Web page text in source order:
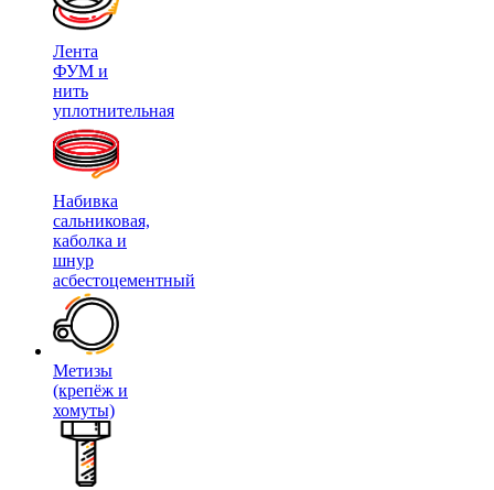
Лента
ФУМ и
нить
уплотнительная
Набивка
сальниковая,
каболка и
шнур
асбестоцементный
Метизы
(крепёж и
хомуты)